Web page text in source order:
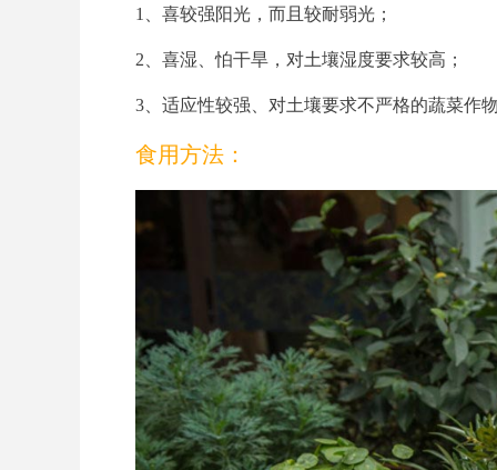
1、喜较强阳光，而且较耐弱光；
2、喜湿、怕干旱，对土壤湿度要求较高；
3、适应性较强、对土壤要求不严格的蔬菜作
食用方法：